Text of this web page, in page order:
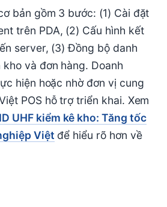
bản gồm 3 bước: (1) Cài đặt
trên PDA, (2) Cấu hình kết
server, (3) Đồng bộ danh
và đơn hàng. Doanh
hiện hoặc nhờ đơn vị cung
POS hỗ trợ triển khai. Xem
UHF kiểm kê kho: Tăng tốc
Việt để hiểu rõ hơn về